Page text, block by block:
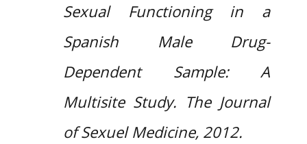
Sexual Functioning in a
Spanish Male Drug-
Dependent Sample: A
Multisite Study. The Journal
of Sexuel Medicine, 2012.